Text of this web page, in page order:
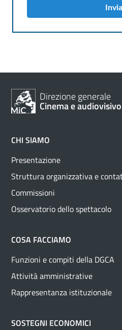
Invia
Direzione generale
Cinema e audiovisivo
CHI SIAMO
Presentazione
Struttura organizzativa e
Commissioni
Osservatorio dello spettacolo
COSA FACCIAMO
Funzioni e compiti della DGCA
Attività amministrative
Rappresentanza istituzionale
SOSTEGNI ECONOMICI